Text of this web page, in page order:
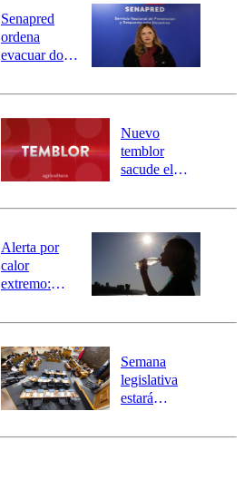
Senapred
ordena
evacuar dos
Carahue por
río Damas:
activa
mensajería
SAE
Nuevo
temblor
sacude el
revisa la
epicentro
Alerta por
calor
extremo:
activa Alerta
Preventiva en
tres comunas
Semana
legislativa
estará
el fin de la